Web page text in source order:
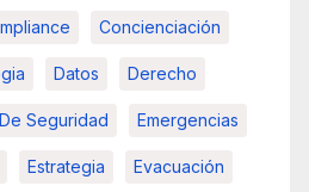
Concienciación
Datos Derecho
Seguridad Emergencias
Estrategia Evacuación